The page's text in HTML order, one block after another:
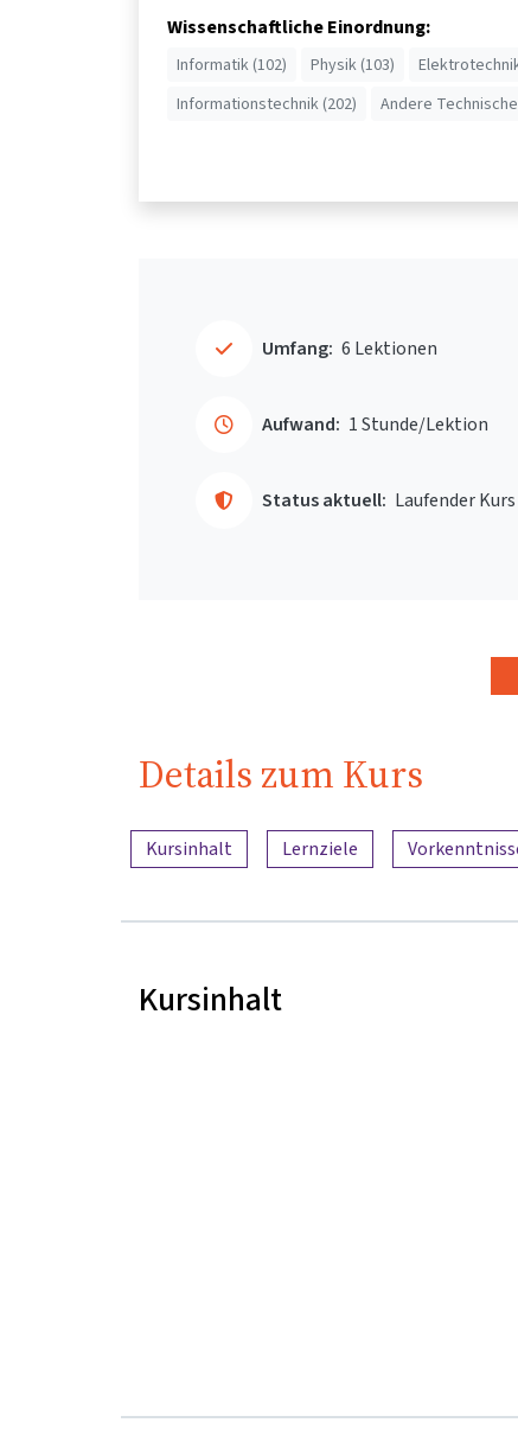
Wissenschaftliche Einordnung:
Informatik (102) Physik (103)
Informationstechnik (202)
Andere
Umfang: 6 Lektionen
Aufwand: 1 Stunde/Lektion
Status aktuell: Laufender Kurs
Details zum Kurs
Inhaltsübersicht
Kursinhalt Lernziele
Kursinhalt